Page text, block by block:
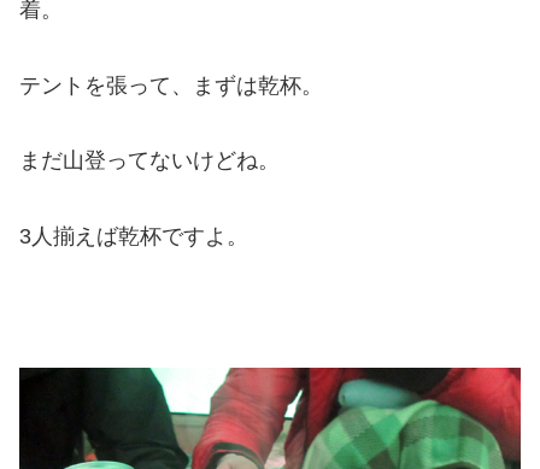
着。
テントを張って、まずは乾杯。
まだ山登ってないけどね。
3人揃えば乾杯ですよ。